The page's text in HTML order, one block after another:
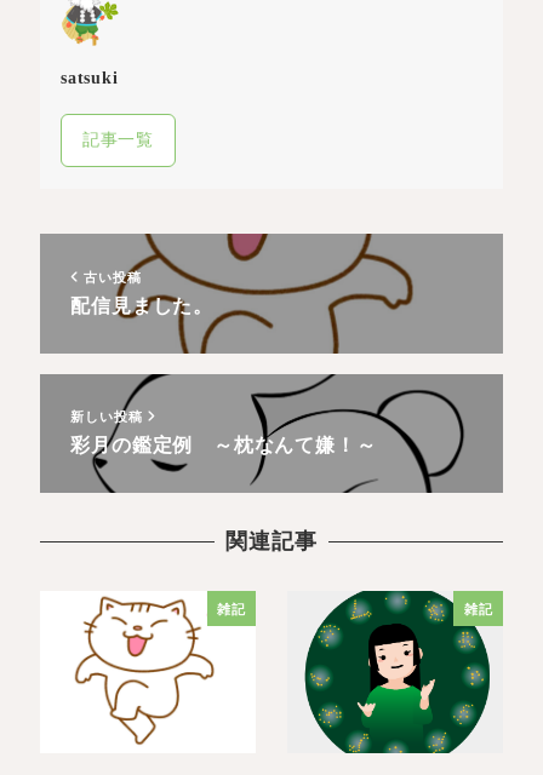
satsuki
記事一覧
古い投稿
配信見ました。
新しい投稿
彩月の鑑定例 ～枕なんて嫌！～
関連記事
雑記 雑記